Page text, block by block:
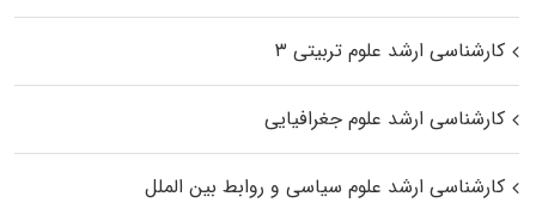
کارشناسی ارشد علوم تربیتی ۳
کارشناسی ارشد علوم جغرافیایی
کارشناسی ارشد علوم سیاسی و روابط بین الملل